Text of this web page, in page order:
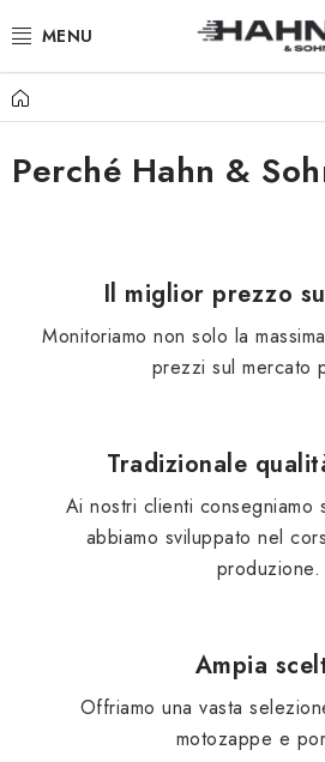
PRODOTTI
CHI SIAMO
PER I COMMERCIANTI
CATALOGO
REFERENZE
Termini e
Protezione dei dati personali
Spedizione e pagamento
Casa
Perché Hahn &
Il miglior prezzo
Monitoriamo non solo la
prezzi sul mercato
Tradizionale
Ai nostri clienti consegniamo
abbiamo sviluppato nel
produzione.
Ampia
Offriamo una vasta
motozappe e